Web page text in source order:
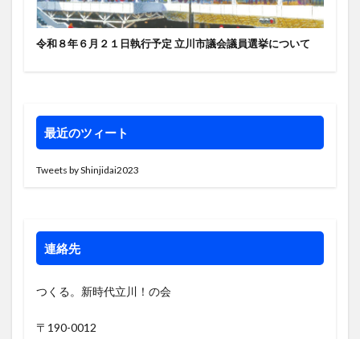
令和８年６月２１日執行予定 立川市議会議員選挙について
最近のツィート
Tweets by Shinjidai2023
連絡先
つくる。新時代立川！の会
〒190-0012